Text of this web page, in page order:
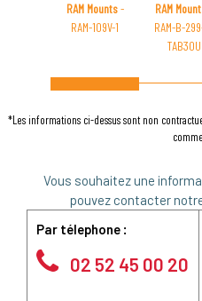
RAM Mounts-
RAM-109V-1
RAM
RAM-B-
TAB30U
*Les informations ci-dessus sont non
Vous souhaitez une
pouvez contacter
Par télephone :
02 52 45 00 20